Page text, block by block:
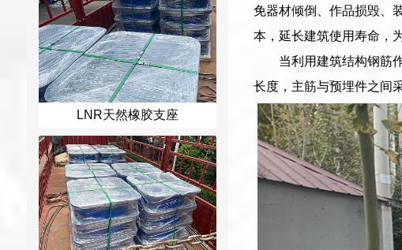
LNR天然橡胶支座
免器材倾倒、作品损毁、
本，延长建筑使用寿命，
当利用建筑结构钢筋
长度，主筋与预埋件之间